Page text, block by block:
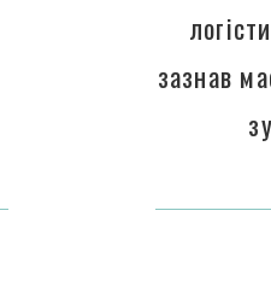
зазнав